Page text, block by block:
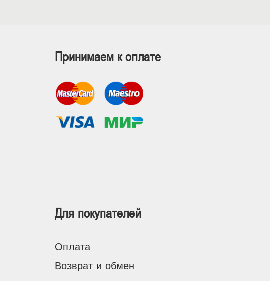
Принимаем к оплате
Для покупателей
Оплата
Возврат и обмен